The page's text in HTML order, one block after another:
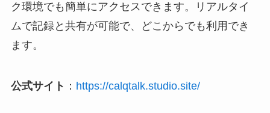
ク環境でも簡単にアクセスできます。リアルタイ
ムで記録と共有が可能で、どこからでも利用でき
ます。
公式サイト ： https://calqtalk.studio.site/